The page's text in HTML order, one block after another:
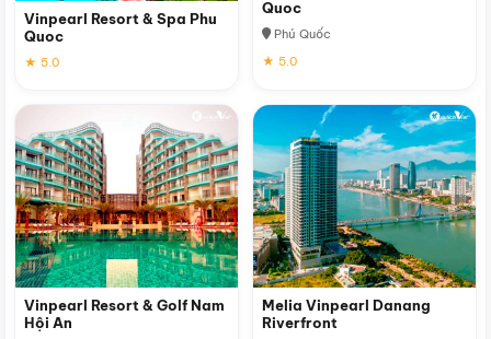
Vinpearl Resort & Spa Phu
Quoc
★ 5.0
Quoc
Phú Quốc
★ 5.0
Vinpearl Resort & Golf Nam
Hội An
Melia Vinpearl Danang
Riverfront